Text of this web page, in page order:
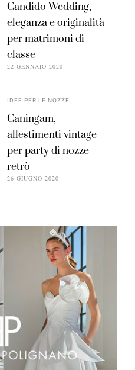
Candido Wedding,
eleganza e originalità
per matrimoni di
classe
22 GENNAIO 2020
IDEE PER LE NOZZE
Caningam,
allestimenti vintage
per party di nozze
retrò
26 GIUGNO 2020